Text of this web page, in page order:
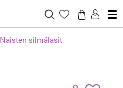
Naisten silmälasit